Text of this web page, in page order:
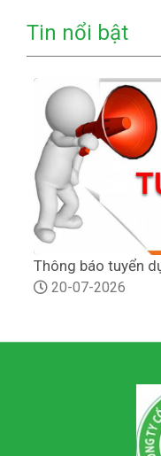
Tin nổi bật
Thông báo tuyển
20-07-2026